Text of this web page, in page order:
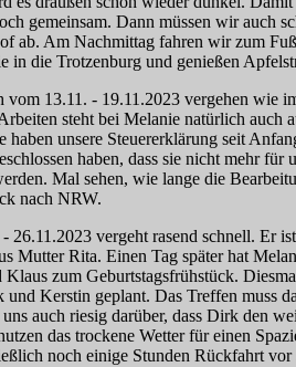
gemeinsam. Dann müssen wir auch
ab. Am Nachmittag fahren wir zum
in die Trotzenburg und genießen
13.11. - 19.11.2023 vergehen wie
steht bei Melanie natürlich auch
haben unsere Steuererklärung seit
haben, dass sie nicht mehr für
Mal sehen, wie lange die
nach NRW.
26.11.2023 vergeht rasend schnell. Er
Mutter Rita. Einen Tag später hat
zum Geburtstagsfrühstück.
Kerstin geplant. Das Treffen muss
auch riesig darüber, dass Dirk den
das trockene Wetter für einen
noch einige Stunden Rückfahrt vor